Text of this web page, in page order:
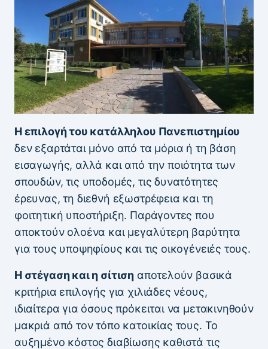
Η επιλογή του κατάλληλου Πανεπιστημίου
δεν εξαρτάται μόνο από τα μόρια ή τη βάση
εισαγωγής, αλλά και από την ποιότητα των
σπουδών, τις υποδομές, τις δυνατότητες
έρευνας, τη διεθνή εξωστρέφεια και τη
φοιτητική υποστήριξη. Παράγοντες που
αποκτούν ολοένα και μεγαλύτερη βαρύτητα
για τους υποψηφίους και τις οικογένειές τους.
Η στέγαση και η σίτιση αποτελούν βασικά
κριτήρια επιλογής για χιλιάδες νέους,
ιδιαίτερα για όσους πρόκειται να μετακινηθούν
μακριά από τον τόπο κατοικίας τους. Το
αυξημένο κόστος διαβίωσης καθιστά τις